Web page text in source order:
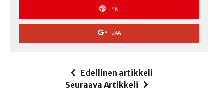
PIN
JAA
Edellinen artikkeli
Seuraava Artikkeli